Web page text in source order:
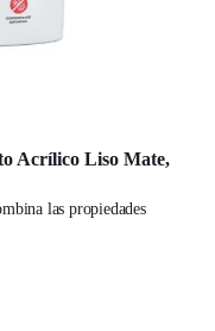
Acrílico Liso Mate,